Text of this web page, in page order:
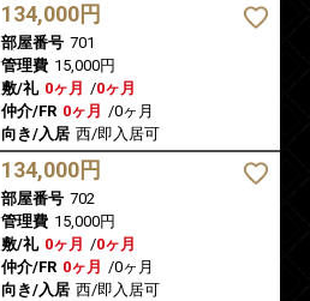
134,000円
部屋番号 701
管理費 15,000円
敷/礼 0ヶ月 /0ヶ月
仲介/FR 0ヶ月 /0ヶ月
向き/入居 西/即入居可
134,000円
部屋番号 702
管理費 15,000円
敷/礼 0ヶ月 /0ヶ月
仲介/FR 0ヶ月 /0ヶ月
向き/入居 西/即入居可